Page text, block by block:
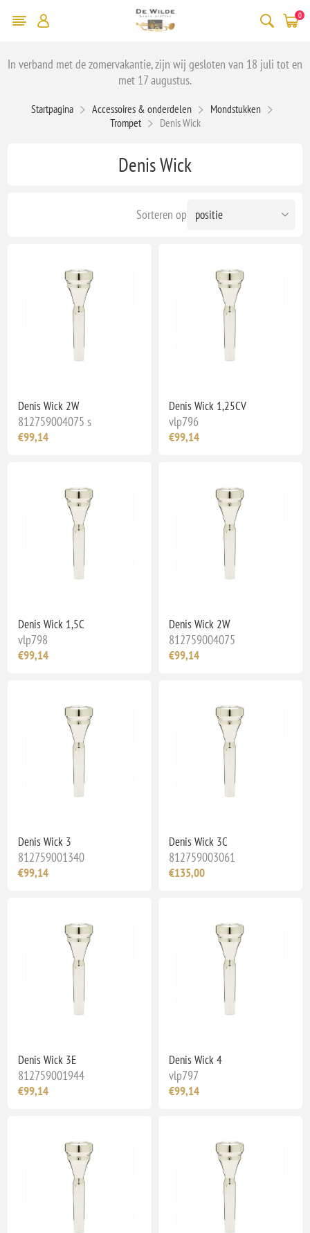
0
In verband met de zomervakantie, zijn wij gesloten van 18 juli tot en
met 17 augustus.
Startpagina Accessoires & onderdelen
Mondstukken
Trompet
Denis Wick
Denis Wick
Sorteren op
Denis Wick 2W
812759004075 s
€99,14
Denis Wick 1,25CV
vlp796
€99,14
Denis Wick 1,5C
vlp798
€99,14
Denis Wick 2W
812759004075
€99,14
Denis Wick 3
812759001340
€99,14
Denis Wick 3C
812759003061
€135,00
Denis Wick 3E
812759001944
€99,14
Denis Wick 4
vlp797
€99,14